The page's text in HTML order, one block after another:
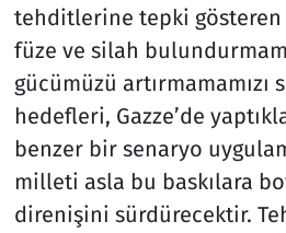
tehditlerine tepki gösteren
füze ve silah
gücümüzü artırmamamızı
hedefleri, Gazze’de
benzer bir senaryo
milleti asla bu baskılara
direnişini sürdürecektir.